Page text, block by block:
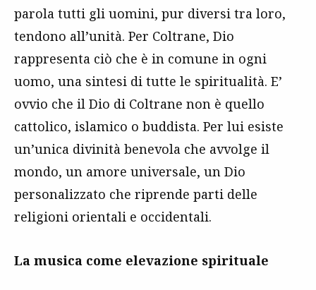
parola tutti gli uomini, pur diversi tra loro,
tendono all’unità. Per Coltrane, Dio
rappresenta ciò che è in comune in ogni
uomo, una sintesi di tutte le spiritualità. E’
ovvio che il Dio di Coltrane non è quello
cattolico, islamico o buddista. Per lui esiste
un’unica divinità benevola che avvolge il
mondo, un amore universale, un Dio
personalizzato che riprende parti delle
religioni orientali e occidentali.
La musica come elevazione spirituale